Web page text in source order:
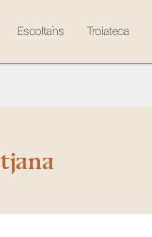
Escolta’ns Troiateca